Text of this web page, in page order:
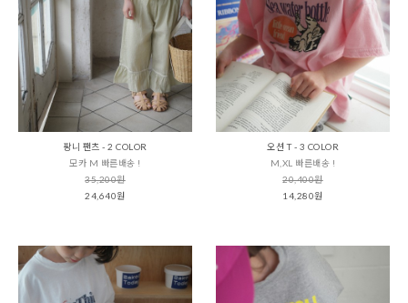
팡니 팬츠 - 2 COLOR
모카 M 빠른배송 !
35,200원
24,640원
오션 T - 3 COLOR
M,XL 빠른배송 !
20,400원
14,280원